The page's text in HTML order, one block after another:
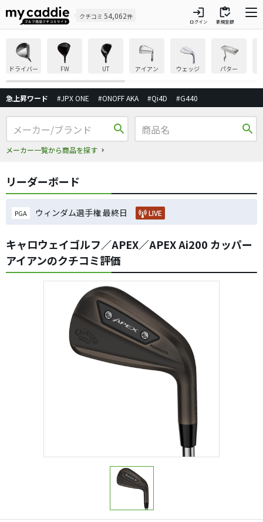
クチコミ 54,062件 login
ログイン
inventory
新規登録
ドライバー FW UT アイアン ウェッジ パター
急上昇ワード #JPX ONE #ONOFF AKA #Qi4D #G440
search
メーカー一覧から商品を探す
search
リーダーボード
PGA ウィンダム選手権 最終日 LIVE
キャロウェイゴルフ／APEX／APEX Ai200 カッパー
アイアンのクチコミ評価